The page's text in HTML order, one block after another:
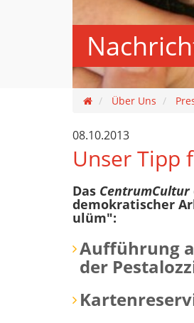
Über Uns
08.10.2013
Unser Tipp
Das CentrumCultur
demokratischer
ulüm":
Aufführung
der